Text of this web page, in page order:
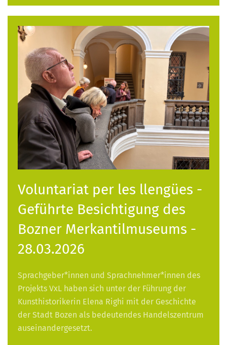
Voluntariat per les llengües -
Geführte Besichtigung des
Bozner Merkantilmuseums -
28.03.2026
Sprachgeber*innen und Sprachnehmer*innen des
Projekts VxL haben sich unter der Führung der
Kunsthistorikerin Elena Righi mit der Geschichte
der Stadt Bozen als bedeutendes Handelszentrum
auseinandergesetzt.